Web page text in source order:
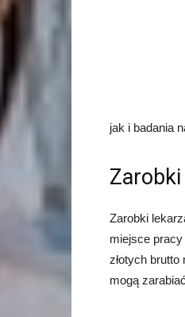
jak i badania
Zarobki
miejsce
złotych
mogą